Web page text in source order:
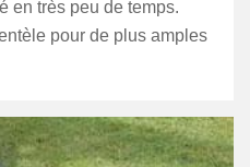
en très peu de temps.
pour de plus amples